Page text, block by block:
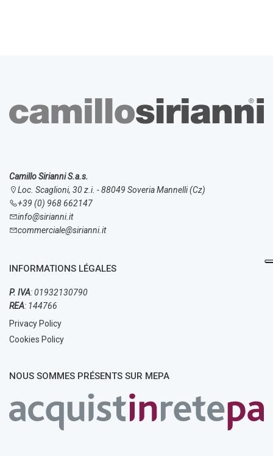
Camillo Sirianni S.a.s.
Loc. Scaglioni, 30 z.i. - 88049 Soveria Mannelli (Cz)
+39 (0) 968 662147
info@sirianni.it
commerciale@sirianni.it
INFORMATIONS LÉGALES
P. IVA: 01932130790
REA: 144766
Privacy Policy
Cookies Policy
NOUS SOMMES PRÉSENTS SUR MEPA